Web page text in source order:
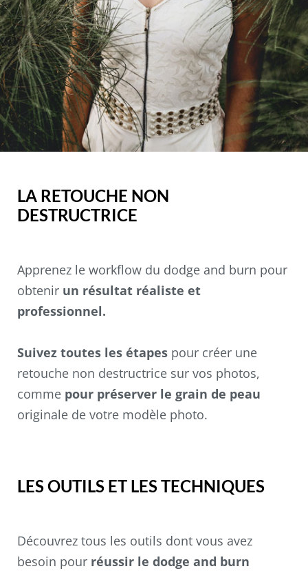
LA RETOUCHE NON
DESTRUCTRICE
Apprenez le workflow du dodge and burn pour
obtenir un résultat réaliste et
professionnel.
Suivez toutes les étapes pour créer une
retouche non destructrice sur vos photos,
comme pour préserver le grain de peau
originale de votre modèle photo.
LES OUTILS ET LES TECHNIQUES
Découvrez tous les outils dont vous avez
besoin pour réussir le dodge and burn